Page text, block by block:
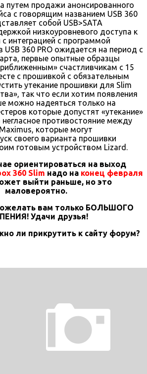
путем продажи анонсированного
с говорящим названием USB 360
собой USB>SATA
низкоуровневого доступа к
с интеграцией с программой
USB 360 PRO ожидается на период с
первые опытные образцы
счастливчикам с 15
с прошивкой с обязательным
утекание прошивки для Slim
так что если хотим появления
можно надеяться только на
которые допустят «утекание»
противостояние между
которые могут
своего варианта прошивки
готовым устройством Lizard.
ориентироваться на выход
360 Slim надо на конец февраля
выйти раньше, но это
маловероятно.
вам только БОЛЬШОГО
Удачи друзья!
ли прикрутить к сайту форум?